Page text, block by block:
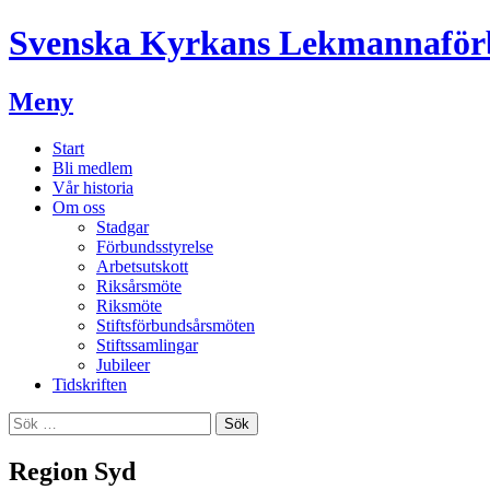
Hoppa
till
Svenska Kyrkans
Meny
Start
Bli medlem
Vår historia
Om oss
Stadgar
Förbundsstyrelse
Arbetsutskott
Riksårsmöte
Riksmöte
Stiftsförbundsårsmöten
Stiftssamlingar
Jubileer
Tidskriften
Sök
Sök
efter:
Region Syd